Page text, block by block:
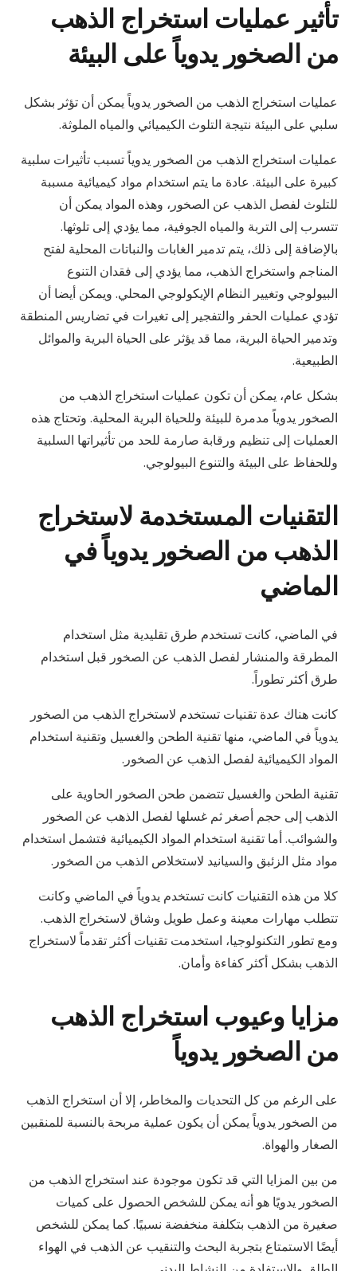
تأثير عمليات استخراج الذهب
من الصخور يدوياً على البيئة
عمليات استخراج الذهب من الصخور يدوياً يمكن أن تؤثر بشكل
سلبي على البيئة نتيجة التلوث الكيميائي والمياه الملوثة.
عمليات استخراج الذهب من الصخور يدوياً تسبب تأثيرات سلبية
كبيرة على البيئة. عادة ما يتم استخدام مواد كيميائية مسببة
للتلوث لفصل الذهب عن الصخور، وهذه المواد يمكن أن
تتسرب إلى التربة والمياه الجوفية، مما يؤدي إلى تلوثها.
بالإضافة إلى ذلك، يتم تدمير الغابات والنباتات المحلية لفتح
المناجم واستخراج الذهب، مما يؤدي إلى فقدان التنوع
البيولوجي وتغيير النظام الإيكولوجي المحلي. ويمكن أيضا أن
تؤدي عمليات الحفر والتفجير إلى تغيرات في تضاريس المنطقة
وتدمير الحياة البرية، مما قد يؤثر على الحياة البرية والموائل
الطبيعية.
بشكل عام، يمكن أن تكون عمليات استخراج الذهب من
الصخور يدوياً مدمرة للبيئة وللحياة البرية المحلية. وتحتاج هذه
العمليات إلى تنظيم ورقابة صارمة للحد من تأثيراتها السلبية
وللحفاظ على البيئة والتنوع البيولوجي.
التقنيات المستخدمة لاستخراج
الذهب من الصخور يدوياً في
الماضي
في الماضي، كانت تستخدم طرق تقليدية مثل استخدام
المطرقة والمنشار لفصل الذهب عن الصخور قبل استخدام
طرق أكثر تطوراً.
كانت هناك عدة تقنيات تستخدم لاستخراج الذهب من الصخور
يدوياً في الماضي، منها تقنية الطحن والغسيل وتقنية استخدام
المواد الكيميائية لفصل الذهب عن الصخور.
تقنية الطحن والغسيل تتضمن طحن الصخور الحاوية على
الذهب إلى حجم أصغر ثم غسلها لفصل الذهب عن الصخور
والشوائب. أما تقنية استخدام المواد الكيميائية فتشمل استخدام
مواد مثل الزئبق والسيانيد لاستخلاص الذهب من الصخور.
كلا من هذه التقنيات كانت تستخدم يدوياً في الماضي وكانت
تتطلب مهارات معينة وعمل طويل وشاق لاستخراج الذهب.
ومع تطور التكنولوجيا، استخدمت تقنيات أكثر تقدماً لاستخراج
الذهب بشكل أكثر كفاءة وأمان.
مزايا وعيوب استخراج الذهب
من الصخور يدوياً
على الرغم من كل التحديات والمخاطر، إلا أن استخراج الذهب
من الصخور يدوياً يمكن أن يكون عملية مربحة بالنسبة للمنقبين
الصغار والهواة.
من بين المزايا التي قد تكون موجودة عند استخراج الذهب من
الصخور يدويًا هو أنه يمكن للشخص الحصول على كميات
صغيرة من الذهب بتكلفة منخفضة نسبيًا. كما يمكن للشخص
أيضًا الاستمتاع بتجربة البحث والتنقيب عن الذهب في الهواء